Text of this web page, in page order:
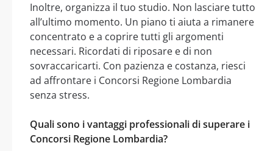
Inoltre, organizza il tuo studio. Non lasciare tutto
all’ultimo momento. Un piano ti aiuta a rimanere
concentrato e a coprire tutti gli argomenti
necessari. Ricordati di riposare e di non
sovraccaricarti. Con pazienza e costanza, riesci
ad affrontare i Concorsi Regione Lombardia
senza stress.
Quali sono i vantaggi professionali di superare i
Concorsi Regione Lombardia?